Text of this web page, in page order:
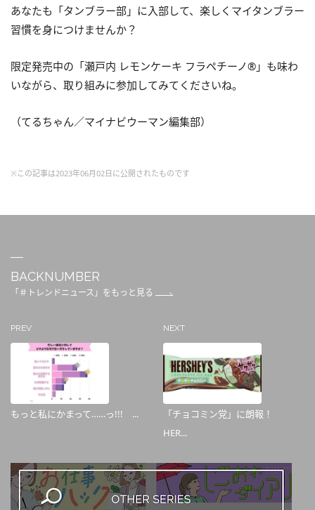
あなたも「タンブラー部」に入部して、楽しくマイタンブラー
習慣を身につけませんか？
限定発売中の「瀬戸内 レモンケーキ フラペチーノ®」も味わ
いながら、取り組みに参加してみてくださいね。
（てるちゃん／マイナビウーマン編集部）
※この記事は2023年06月02日に公開されたものです
BACKNUMBER
「＃トレンドニュース」をもっと見る
PREV
もっと私にかまって……っ!!! ...
NEXT
「チョコミン党」に朗報！
HER...